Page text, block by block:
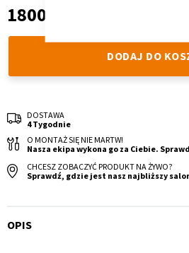
images
1 800,00 zł
1800,00 zł
DODAJ DO
DOSTAWA
4 Tygodnie
O MONTAŻ SIĘ NIE MARTW!
Nasza ekipa wykona go za Ciebie.
CHCESZ ZOBACZYĆ PRODUKT NA ŻYWO?
Sprawdź, gdzie jest nasz najbliższy
OPIS
Toaletka